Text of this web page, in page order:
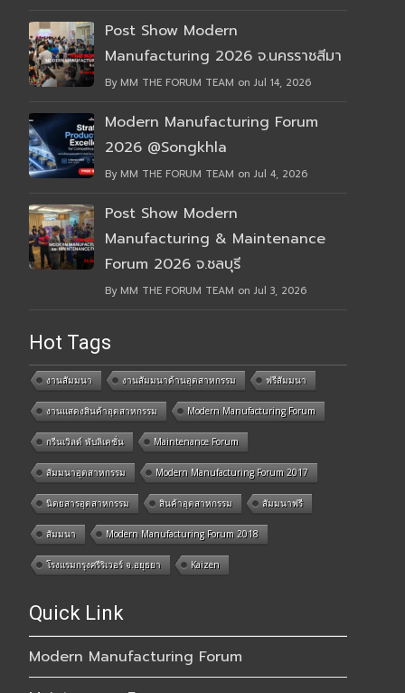
Post Show Modern
Manufacturing 2026 จ.นครราชสีมา
By MM THE FORUM TEAM on Jul 14, 2026
Modern Manufacturing Forum
2026 @Songkhla
By MM THE FORUM TEAM on Jul 4, 2026
Post Show Modern
Manufacturing & Maintenance
Forum 2026 จ.ชลบุรี
By MM THE FORUM TEAM on Jul 3, 2026
Hot Tags
งานสัมมนา งานสัมมนาด้านอุตสาหกรรม ฟรีสัมมนา
งานแสดงสินค้าอุตสาหกรรม Modern Manufacturing Forum
กรีนเวิลด์ พับลิเคชั่น Maintenance Forum
สัมมนาอุตสาหกรรม Modern Manufacturing Forum 2017
นิตยสารอุตสาหกรรม สินค้าอุตสาหกรรม สัมมนาฟรี
สัมมนา Modern Manufacturing Forum 2018
โรงแรมกรุงศรีริเวอร์ จ.อยุธยา Kaizen
Quick Link
Modern Manufacturing Forum